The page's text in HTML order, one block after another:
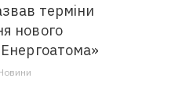
терміни
нового